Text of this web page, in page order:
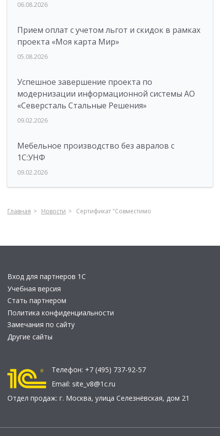
06.08.2026
Прием оплат с учетом льгот и скидок в рамках
проекта «Моя карта Мир»
05.08.2026
Успешное завершение проекта по
модернизации информационной системы АО
«Северсталь Стальные Решения»
09.02.2026
Мебельное производство без авралов с
1С:УНФ
09.02.2026
Главная Новости Сертификат "Совместимо
Вход для партнеров 1С
Учебная версия
Стать партнером
Политика конфиденциальности
Замечания по сайту
Другие сайты
Телефон: +7 (495) 737-92-57
Email: site_v8@1c.ru
Отдел продаж: г. Москва, улица Селезнёвская, дом 21